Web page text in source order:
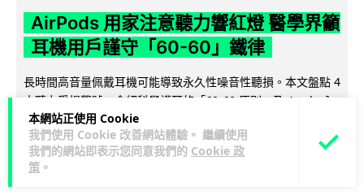
本網站正使用 Cookie
我們使用 Cookie 改善網站體驗。 繼續使用
我們的網站即表示您同意我們的 Cookie 政
策 。
AirPods 用家注意聽力響紅燈 醫學界籲
耳機用戶謹守「60-60」鐵律
長時間高音量佩戴耳機可能導致永久性噪音性聽損。本文盤點 4
大聽力受損警號，介紹科學護耳的「60-60 原則」及 Apple 內
置防護功能，... 閱讀全文
20 分享